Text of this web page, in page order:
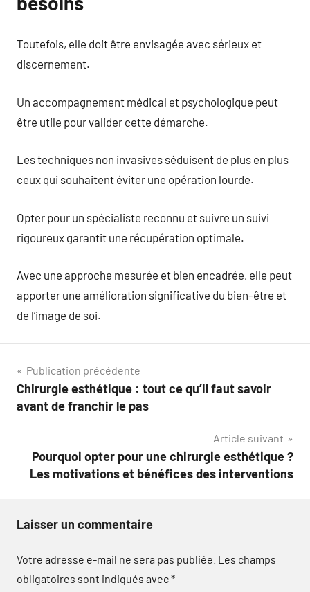
Toutefois, elle doit être envisagée avec sérieux et
discernement.
Un accompagnement médical et psychologique peut
être utile pour valider cette démarche.
Les techniques non invasives séduisent de plus en plus
ceux qui souhaitent éviter une opération lourde.
Opter pour un spécialiste reconnu et suivre un suivi
rigoureux garantit une récupération optimale.
Avec une approche mesurée et bien encadrée, elle peut
apporter une amélioration significative du bien-être et
de l’image de soi.
Navigation
de
Publication précédente
Chirurgie esthétique : tout ce qu’il faut savoir
avant de franchir le pas
Article suivant
Pourquoi opter pour une chirurgie esthétique ?
Les motivations et bénéfices des interventions
Laisser un commentaire
Votre adresse e-mail ne sera pas publiée. Les champs
obligatoires sont indiqués avec*